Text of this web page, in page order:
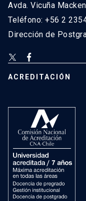
Avda. Vicuña
Teléfono: +56 2
Dirección de
ACREDITACIÓN